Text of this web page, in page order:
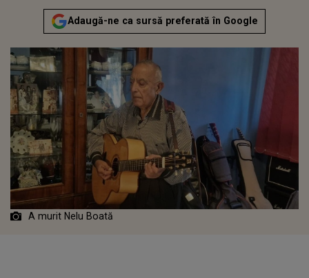
Adaugă-ne ca sursă preferată în Google
A murit Nelu Boată